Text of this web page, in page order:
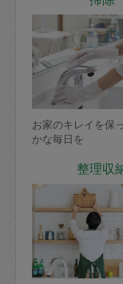
お家のキレイを保
かな毎日を
整理収